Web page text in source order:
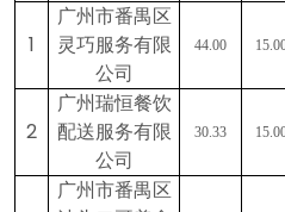
1
广州市番禺区
灵巧服务有限
公司
44.00
2
广州瑞恒餐饮
配送服务有限
公司
30.33
广州市番禺区